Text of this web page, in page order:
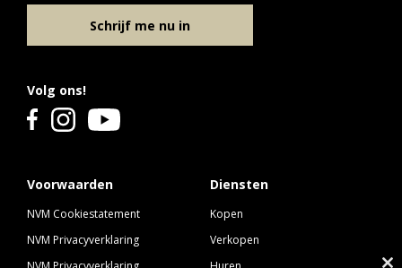
Voorwaarden
NVM Cookiestatement
NVM Privacyverklaring
Diensten
Kopen
Verkopen
Volg ons!
Schrijf me nu in